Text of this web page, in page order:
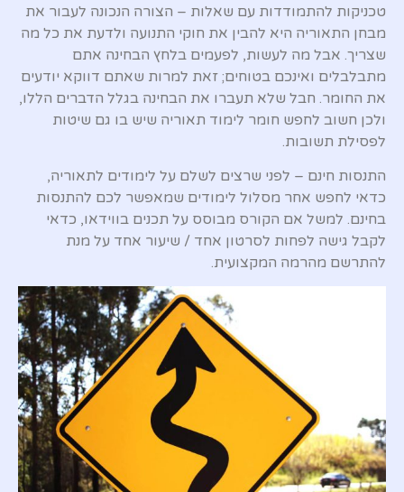
טכניקות להתמודדות עם שאלות – הצורה הנכונה לעבור את
מבחן התאוריה היא להבין את חוקי התנועה ולדעת את כל מה
שצריך. אבל מה לעשות, לפעמים בלחץ הבחינה אתם
מתבלבלים ואינכם בטוחים; זאת למרות שאתם דווקא יודעים
את החומר. חבל שלא תעברו את הבחינה בגלל הדברים הללו,
ולכן חשוב לחפש חומר לימוד תאוריה שיש בו גם שיטות
לפסילת תשובות.
התנסות חינם – לפני שרצים לשלם על לימודים לתאוריה,
כדאי לחפש אחר מסלול לימודים שמאפשר לכם להתנסות
בחינם. למשל אם הקורס מבוסס על תכנים בווידאו, כדאי
לקבל גישה לפחות לסרטון אחד / שיעור אחד על מנת
להתרשם מהרמה המקצועית.